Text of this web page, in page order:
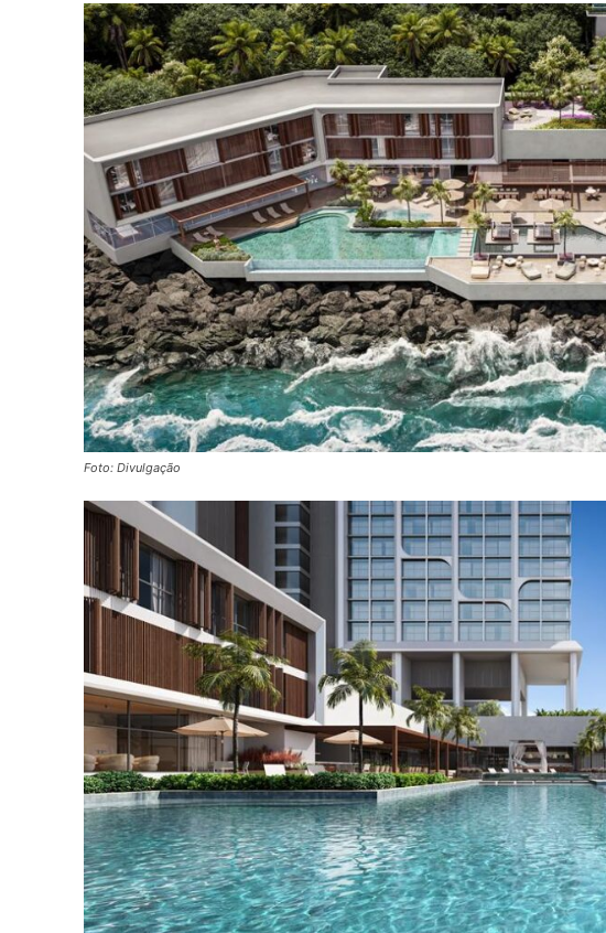
Foto: Divulgação